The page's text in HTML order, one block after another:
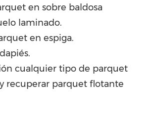
en sobre baldosa
laminado.
en espiga.
cualquier tipo de parquet
recuperar parquet flotante